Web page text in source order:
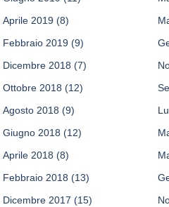
Aprile 2019 (8)
Febbraio 2019 (9)
Dicembre 2018 (7)
Ottobre 2018 (12)
Agosto 2018 (9)
Giugno 2018 (12)
Aprile 2018 (8)
Febbraio 2018 (13)
Dicembre 2017 (15)